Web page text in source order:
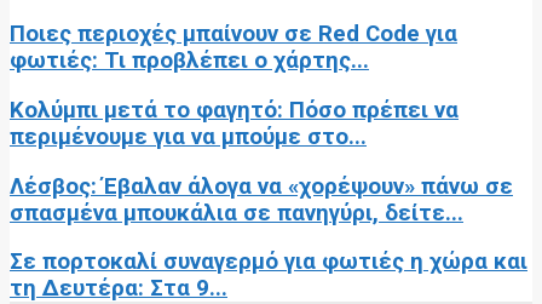
Ποιες περιοχές μπαίνουν σε Red Code για
φωτιές: Τι προβλέπει ο χάρτης...
Κολύμπι μετά το φαγητό: Πόσο πρέπει να
περιμένουμε για να μπούμε στο...
Λέσβος: Έβαλαν άλογα να «χορέψουν» πάνω σε
σπασμένα μπουκάλια σε πανηγύρι, δείτε...
Σε πορτοκαλί συναγερμό για φωτιές η χώρα και
τη Δευτέρα: Στα 9...